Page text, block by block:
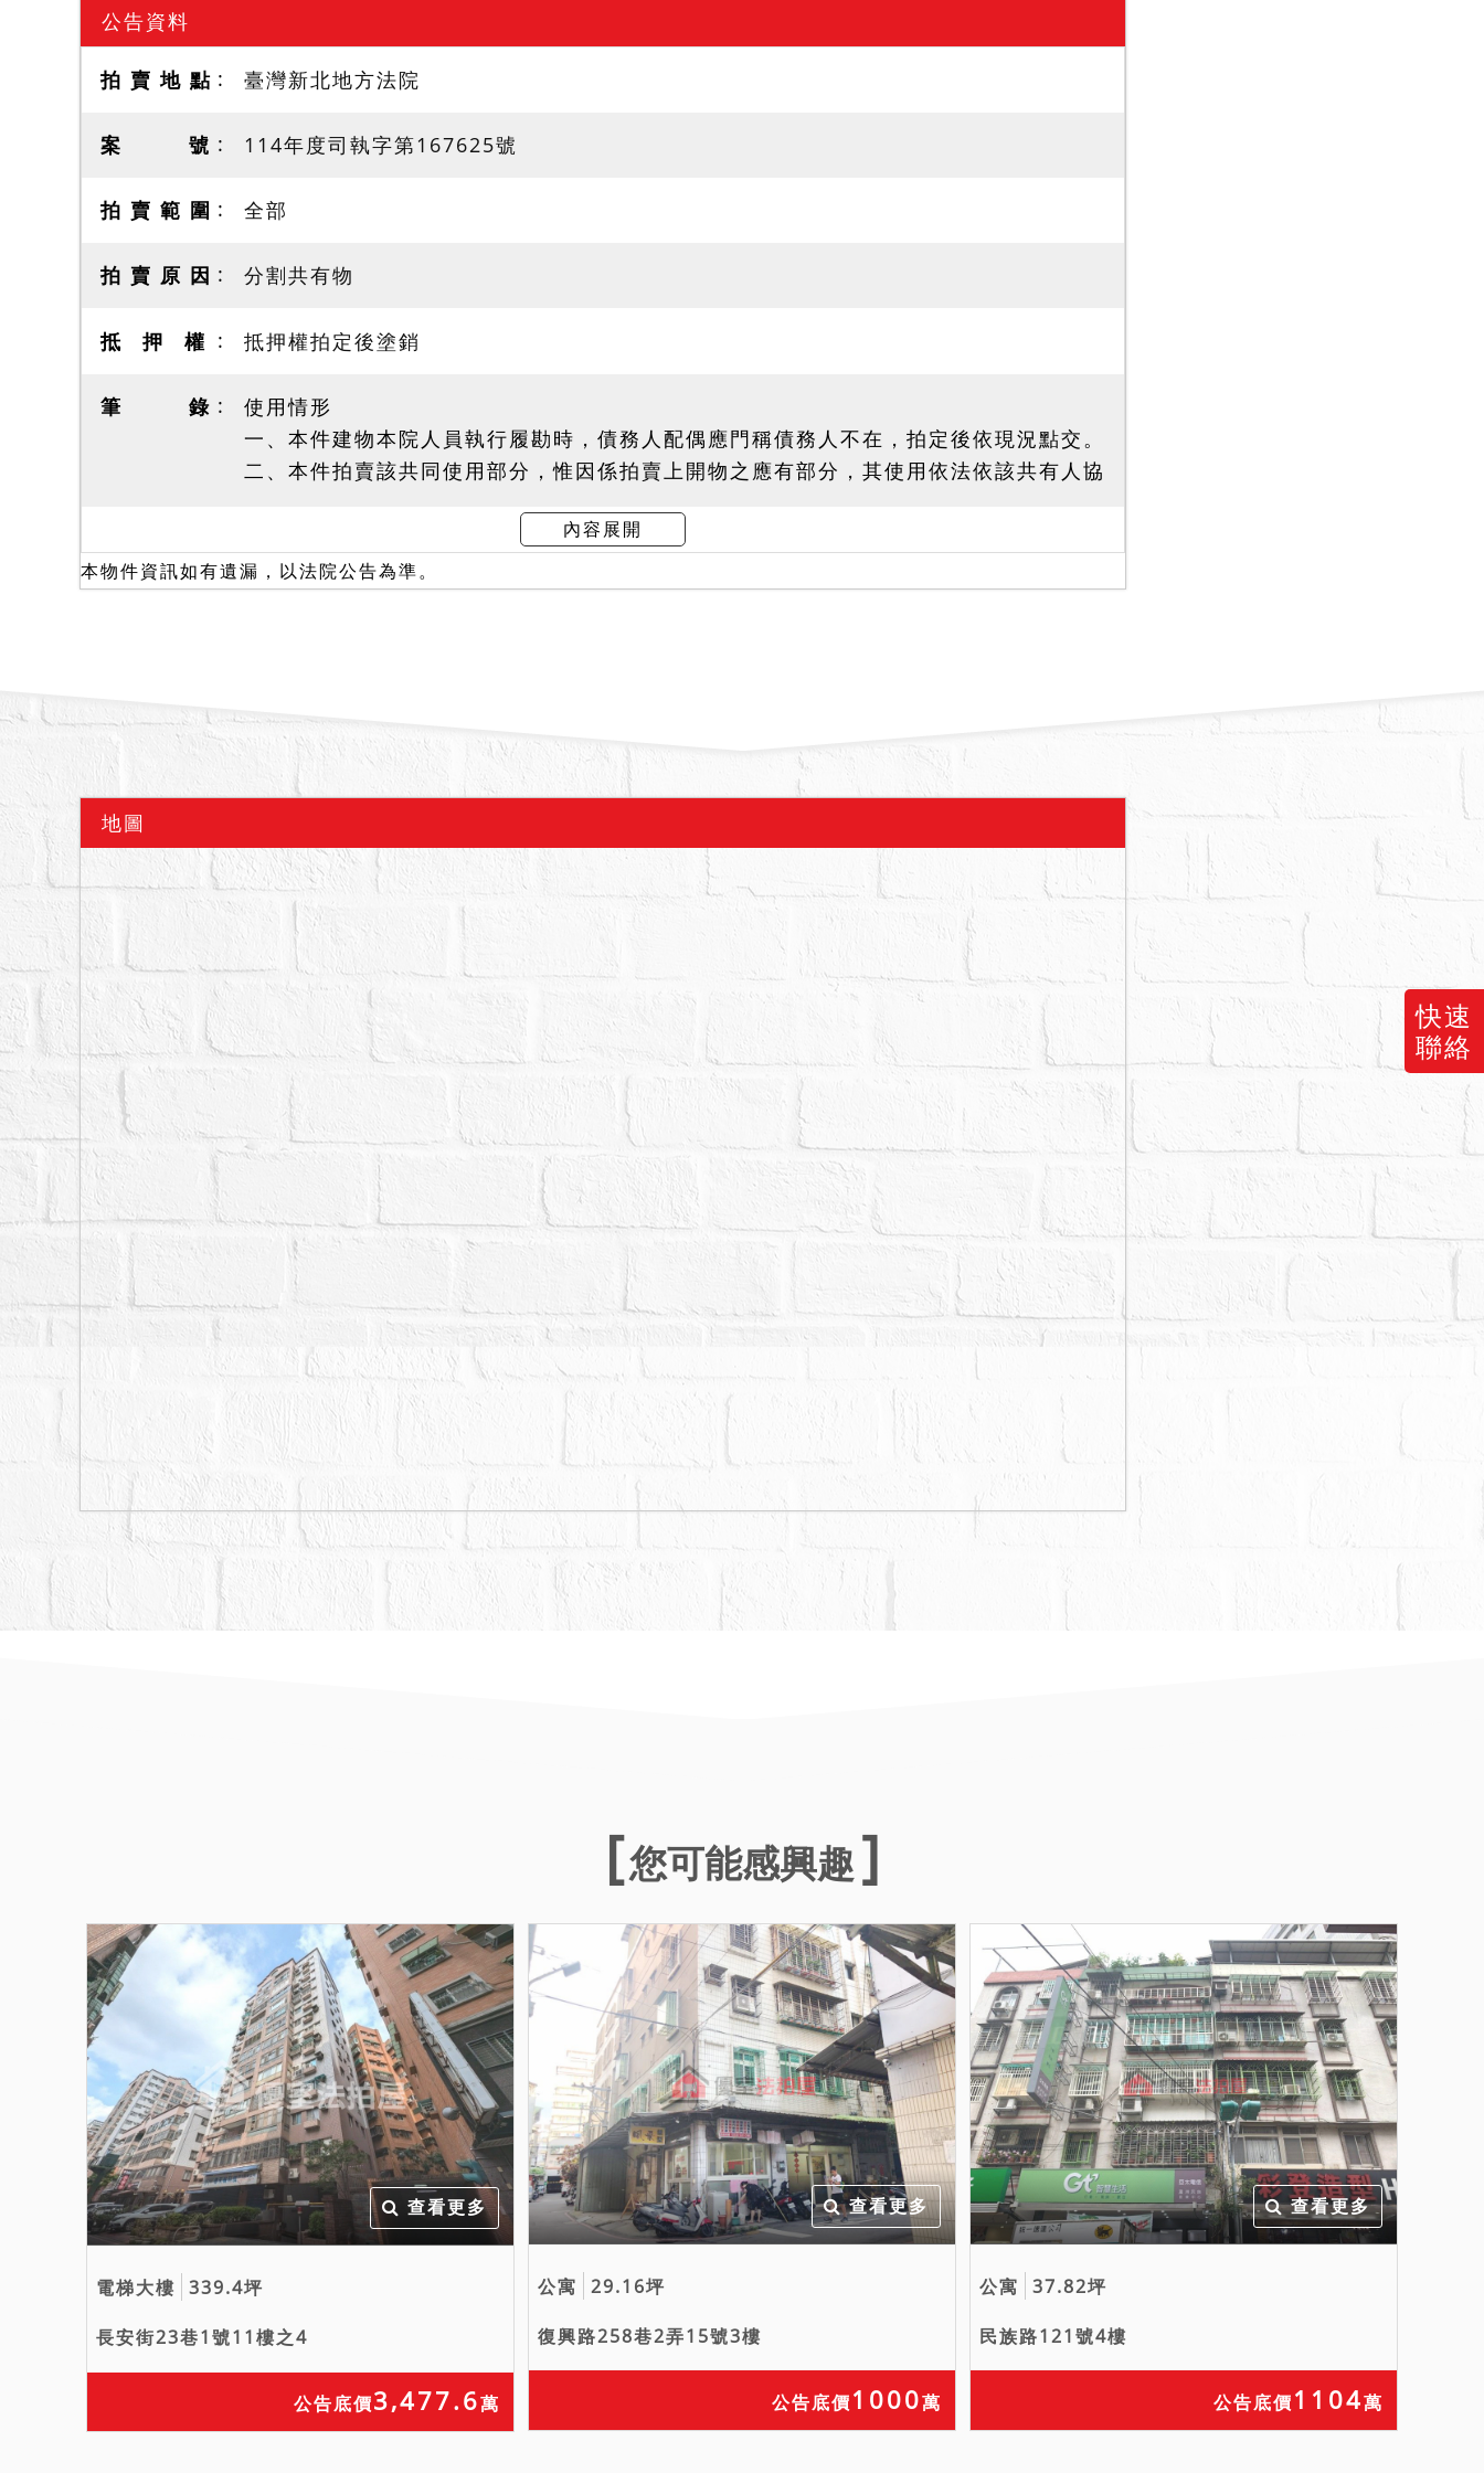
快速
聯絡
公告資料
拍 賣 地 點 臺灣新北地方法院
案 號 114年度司執字第167625號
拍 賣 範 圍 全部
拍 賣 原 因 分割共有物
抵 押 權 抵押權拍定後塗銷
筆 錄
使用情形
一、本件建物本院人員執行履勘時，債務人配偶應門稱債務人不在，拍定後依現況點交。
二、本件拍賣該共同使用部分，惟因係拍賣上開物之應有部分，其使用依法依該共有人協
一、上開不動產2宗合併拍賣，請投標人分別出價。
二、拍賣最低價額合計新台幣：12,160,000元，以總價最高者得標。
嗣程序完備後始得核發權利移轉證書。拍定後，如依法准由有優先承買權人優先承買時，
所繳保證金始無息退還，請投標人注意，請投標人注意。
六、投標人應自行查明債務人有無積欠工程受益費、水電瓦斯費、管理費、公共基金等。
由拍定人自行查明後與相關單位洽商解決。又如依不動產登記謄本所示，本件標的如須繳
納登記費等費用始得核發書狀等情事，請投標人應自行注意該項記載。
七、依鑑定報告所載，本件建物並無在海砂屋、輻射屋、凶宅網等各媒體網站記載，依外
觀判斷勘估標的尚無影響交易價額情形；本院已就卷內現場執行情況揭示於前，以供投標
人參酌。因本院欠缺完整資料且無相關鑑定等專業技能，實際情況可能與鑑定報告或上揭
情形有所出入，仍請投標人逕向相關單位或周遭四鄰洽詢查明，並決定是否參與投標應
買，且不得於拍定後再執前揭事由聲明異議或聲請撤拍。
八、本件如有停止、撤回、撤銷、延緩執行等事由，且該事由確實發生於本案拍定前，縱
已宣布拍定，本院亦得停止拍定，無息返還已繳交之款項，當事人均不得異議，不同意
者，請勿參與投標應買。
九、拍賣之不動產如於查封後經地政機關實施重測，其面積應以重測結果（地籍圖）為
準，拍定後債權人、債務人、拍定人或其他關係人均不得以面積增減請求增減價金或聲請
撤銷拍賣。刊登之公告內容如與本院公告欄張貼之公告內容不符時，一律以本院公告欄張
貼之拍賣公告內容為準。
內容展開
本物件資訊如有遺漏，以法院公告為準。
地圖
您可能感興趣
查看更多
電梯大樓 339.4坪
長安街23巷1號11樓之4
公告底價3,477.6萬
查看更多
公寓 29.16坪
復興路258巷2弄15號3樓
公告底價1000萬
查看更多
公寓 37.82坪
民族路121號4樓
公告底價1104萬